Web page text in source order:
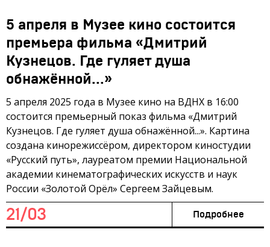
5 апреля в Музее кино состоится
премьера фильма «Дмитрий
Кузнецов. Где гуляет душа
обнажённой...»
5 апреля 2025 года в Музее кино на ВДНХ в 16:00
состоится премьерный показ фильма «Дмитрий
Кузнецов. Где гуляет душа обнажённой...». Картина
создана кинорежиссёром, директором киностудии
«Русский путь», лауреатом премии Национальной
академии кинематографических искусств и наук
России «Золотой Орёл» Сергеем Зайцевым.
21/03 Подробнее